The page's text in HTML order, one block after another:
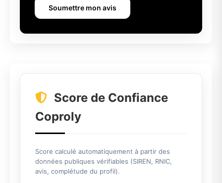
Soumettre mon avis
Score de Confiance
Coproly
Score calculé automatiquement à partir des
données publiques vérifiables (SIREN, RNIC,
avis, complétude du profil).